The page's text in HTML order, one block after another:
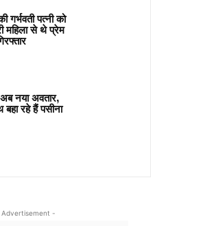
पत्नी को
महिला से थे प्रेम
नया अवतार,
रहे हैं पसीना
-